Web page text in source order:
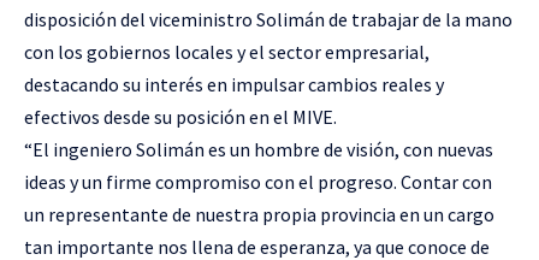
disposición del viceministro Solimán de trabajar de la mano
con los gobiernos locales y el sector empresarial,
destacando su interés en impulsar cambios reales y
efectivos desde su posición en el MIVE.
“El ingeniero Solimán es un hombre de visión, con nuevas
ideas y un firme compromiso con el progreso. Contar con
un representante de nuestra propia provincia en un cargo
tan importante nos llena de esperanza, ya que conoce de